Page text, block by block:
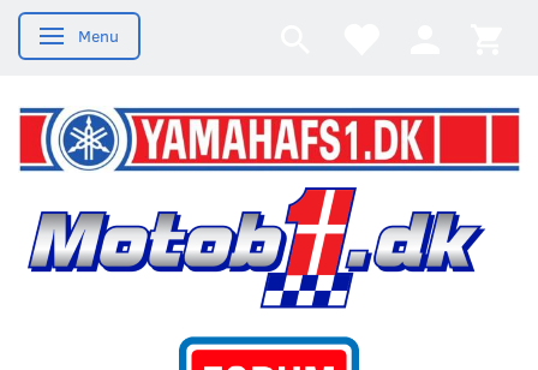
Skifte navigation
Menu